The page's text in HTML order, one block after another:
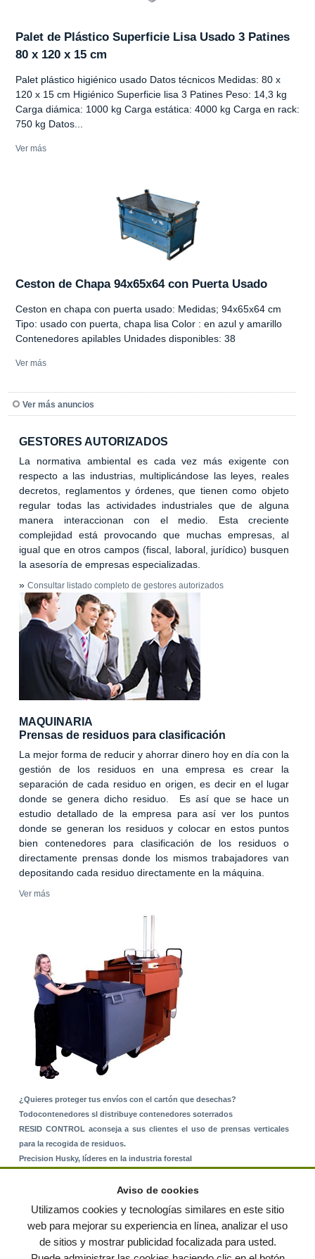
Palet de Plástico Superficie Lisa Usado 3 Patines
80 x 120 x 15 cm
Palet plástico higiénico usado Datos técnicos Medidas: 80 x
120 x 15 cm Higiénico Superficie lisa 3 Patines Peso: 14,3 kg
Carga diámica: 1000 kg Carga estática: 4000 kg Carga en rack:
750 kg Datos...
Ver más
Ceston de Chapa 94x65x64 con Puerta Usado
Ceston en chapa con puerta usado: Medidas; 94x65x64 cm
Tipo: usado con puerta, chapa lisa Color : en azul y amarillo
Contenedores apilables Unidades disponibles: 38
Ver más
Ver más anuncios
GESTORES AUTORIZADOS
La normativa ambiental es cada vez más exigente con
respecto a las industrias, multiplicándose las leyes, reales
decretos, reglamentos y órdenes, que tienen como objeto
regular todas las actividades industriales que de alguna
manera interaccionan con el medio. Esta creciente
complejidad está provocando que muchas empresas, al
igual que en otros campos (fiscal, laboral, jurídico) busquen
la asesoría de empresas especializadas.
» Consultar listado completo de gestores autorizados
MAQUINARIA
Prensas de residuos para clasificación
La mejor forma de reducir y ahorrar dinero hoy en día con la
gestión de los residuos en una empresa es crear la
separación de cada residuo en origen, es decir en el lugar
donde se genera dicho residuo. Es así que se hace un
estudio detallado de la empresa para así ver los puntos
donde se generan los residuos y colocar en estos puntos
bien contenedores para clasificación de los residuos o
directamente prensas donde los mismos trabajadores van
depositando cada residuo directamente en la máquina.
Ver más
¿Quieres proteger tus envíos con el cartón que desechas?
Todocontenedores sl distribuye contenedores soterrados
RESID CONTROL aconseja a sus clientes el uso de prensas verticales
para la recogida de residuos.
Precision Husky, líderes en la industria forestal
© residuos.com - Todos los derechos reservados Política de privacidad
Aviso de cookies
Utilizamos cookies y tecnologías similares en este sitio
web para mejorar su experiencia en línea, analizar el uso
de sitios y mostrar publicidad focalizada para usted.